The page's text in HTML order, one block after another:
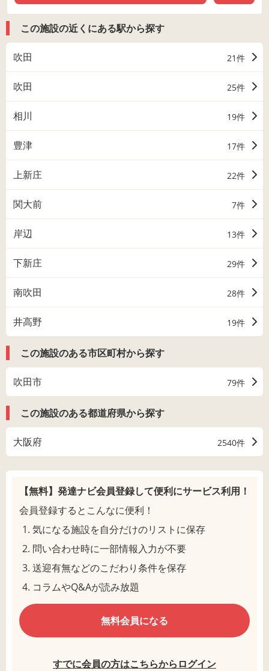
この施設の近くにある駅から探す
吹田 21件
吹田 25件
相川 19件
豊津 17件
上新庄 22件
関大前 7件
岸辺 13件
下新庄 29件
南吹田 28件
井高野 19件
この施設のある市区町村から探す
吹田市 79件
この施設のある都道府県から探す
大阪府 2540件
【無料】発達ナビ会員登録して便利にサービス利用！
会員登録するとこんなに便利！
気になる施設を自分だけのリストに保存
問い合わせ時に一部情報入力が不要
送迎有無などのこだわり条件を保存
コラムやQ&Aが読み放題
無料会員になる
すでに会員の方はこちらからログイン